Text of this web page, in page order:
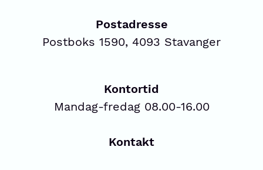
Postadresse
Postboks 1590, 4093 Stavanger
Kontortid
Mandag-fredag 08.00-16.00
Kontakt